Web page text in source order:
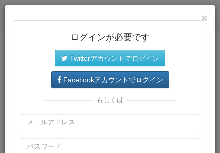
サイトトップに戻る
プレミアム会員では、教材がダウンロードでき、快適な動画
再生環境が提供されます。
×
ログインが必要です
Twitterアカウントでログイン
Facebookアカウントでログイン
もしくは